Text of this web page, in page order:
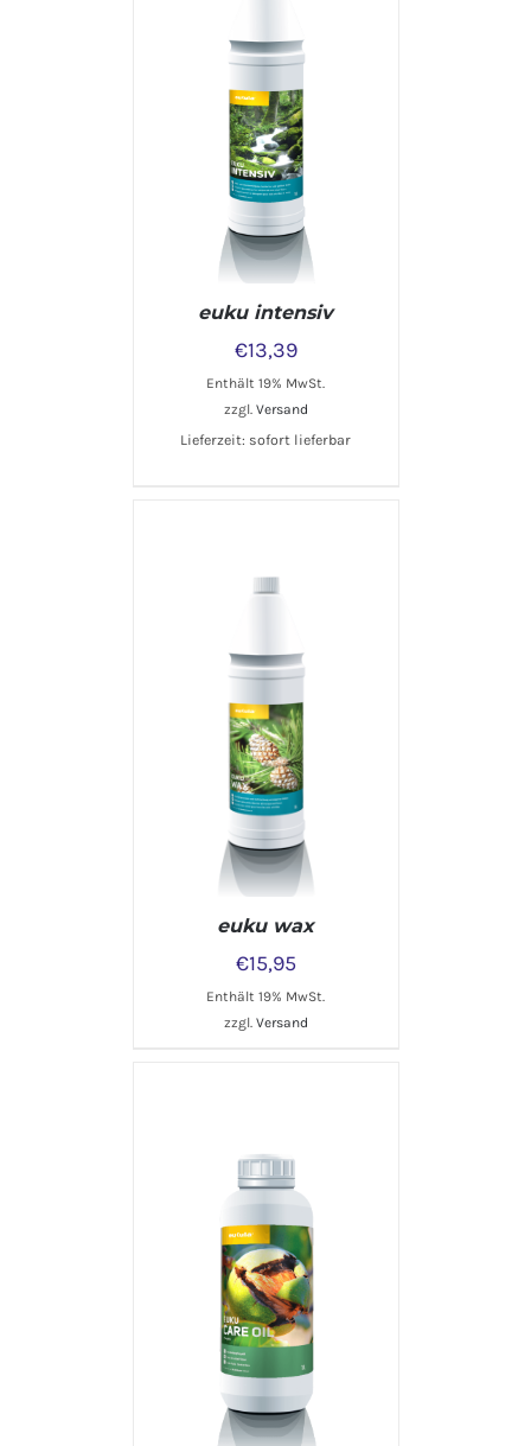
DETAILS
euku intensiv
€13,39
Enthält 19% MwSt.
zzgl. Versand
Lieferzeit: sofort lieferbar
DETAILS
euku wax
€15,95
Enthält 19% MwSt.
zzgl. Versand
IN DEN WARENKORB
DETAILS